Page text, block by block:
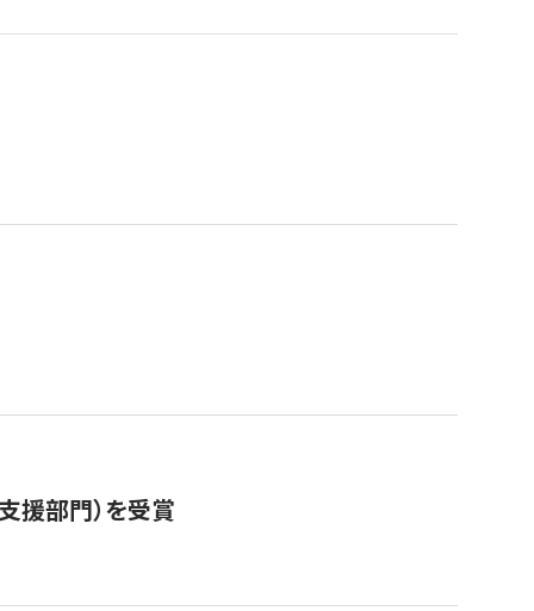
援部門）を受賞